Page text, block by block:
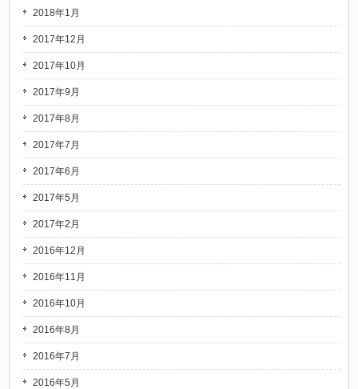
2018年1月
2017年12月
2017年10月
2017年9月
2017年8月
2017年7月
2017年6月
2017年5月
2017年2月
2016年12月
2016年11月
2016年10月
2016年8月
2016年7月
2016年5月